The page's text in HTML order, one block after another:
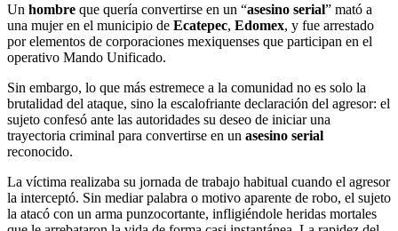
Un hombre que quería convertirse en un “asesino serial” mató a
una mujer en el municipio de Ecatepec, Edomex, y fue arrestado
por elementos de corporaciones mexiquenses que participan en el
operativo Mando Unificado.
Sin embargo, lo que más estremece a la comunidad no es solo la
brutalidad del ataque, sino la escalofriante declaración del agresor: el
sujeto confesó ante las autoridades su deseo de iniciar una
trayectoria criminal para convertirse en un asesino serial
reconocido.
La víctima realizaba su jornada de trabajo habitual cuando el agresor
la interceptó. Sin mediar palabra o motivo aparente de robo, el sujeto
la atacó con un arma punzocortante, infligiéndole heridas mortales